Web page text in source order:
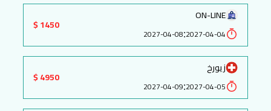
ON-LINE
2027-04-04
:
2027-04-08
1450 $
زيورخ
2027-04-05
:
2027-04-09
4950 $